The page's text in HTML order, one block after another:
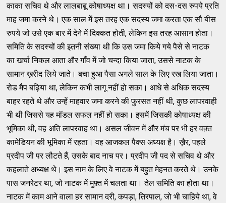
काका सचिव थे और लालबाबू कोषाध्यक्ष था। सदस्यों को दस-दस रुपये प्रति
माह जमा करने थे। एक साल में इस तरह एक सदस्य जमा करता एक सौ बीस
रुपये जो उसे एक बार में देने में दिक्कत होती, लेकिन इस तरह आसान होता।
समिति के सदस्यों की इतनी संख्या थी कि उस जमा किये गये पैसे से नाटक
का खर्चा निकल आता और गाँव में जो चन्दा किया जाता, उससे नाटक के
सामान ख़रीद लिये जाते। बचा हुआ पैसा अगले साल के लिए रख लिया जाता।
रोड मैप बढ़िया था, लेकिन कभी लागू नहीं हो सका। आधे से अधिक सदस्य
बाहर रहते थे और उन्हें माहवार जमा करने की फुरसत नहीं थी, कुछ लापरवाही
भी थी जिससे यह मॉडल सफल नहीं हो सका। इसमें जिसकी कोषाध्यक्ष की
भूमिका थी, वह अति लापरवाह था। असल जीवन में और मंच पर भी हर वक़्त
कामेडियन की भूमिका में रहता। वह आजकल पैक्स अध्यक्ष है। ख़ैर, पहले
प्रदीप जी पर लौटते हैं, उसके बाद नाच पर। प्रदीप जी पद से सचिव थे और
कहलाते अध्यक्ष थे। इस नाम के लिए वे नाटक में बहुत मेहनत करते थे। उनके
पास जनरेटर था, जो नाटक में मुफ़्त में चलता था। तेल समिति का होता था।
नाटक में काम आने वाला हर सामान दरी, कपड़ा, तिरपाल, जो भी चाहिये था, वे